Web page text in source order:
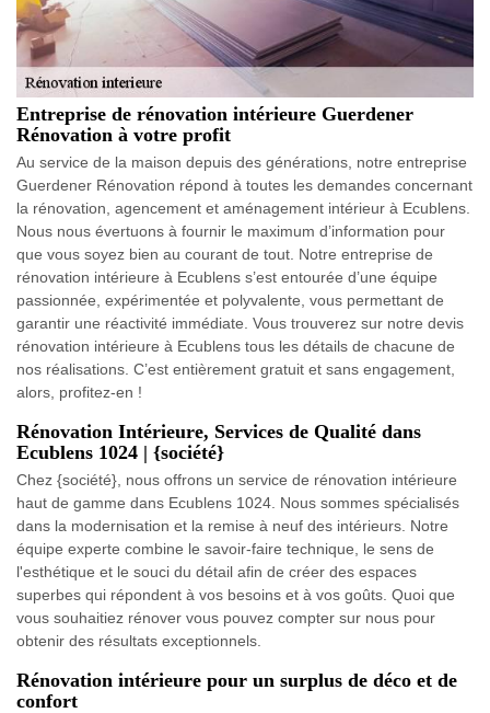
Entreprise de rénovation intérieure Guerdener
Rénovation à votre profit
Au service de la maison depuis des générations, notre entreprise
Guerdener Rénovation répond à toutes les demandes concernant
la rénovation, agencement et aménagement intérieur à Ecublens.
Nous nous évertuons à fournir le maximum d’information pour
que vous soyez bien au courant de tout. Notre entreprise de
rénovation intérieure à Ecublens s’est entourée d’une équipe
passionnée, expérimentée et polyvalente, vous permettant de
garantir une réactivité immédiate. Vous trouverez sur notre devis
rénovation intérieure à Ecublens tous les détails de chacune de
nos réalisations. C’est entièrement gratuit et sans engagement,
alors, profitez-en !
Rénovation Intérieure, Services de Qualité dans
Ecublens 1024 | {société}
Chez {société}, nous offrons un service de rénovation intérieure
haut de gamme dans Ecublens 1024. Nous sommes spécialisés
dans la modernisation et la remise à neuf des intérieurs. Notre
équipe experte combine le savoir-faire technique, le sens de
l'esthétique et le souci du détail afin de créer des espaces
superbes qui répondent à vos besoins et à vos goûts. Quoi que
vous souhaitiez rénover vous pouvez compter sur nous pour
obtenir des résultats exceptionnels.
Rénovation intérieure pour un surplus de déco et de
confort